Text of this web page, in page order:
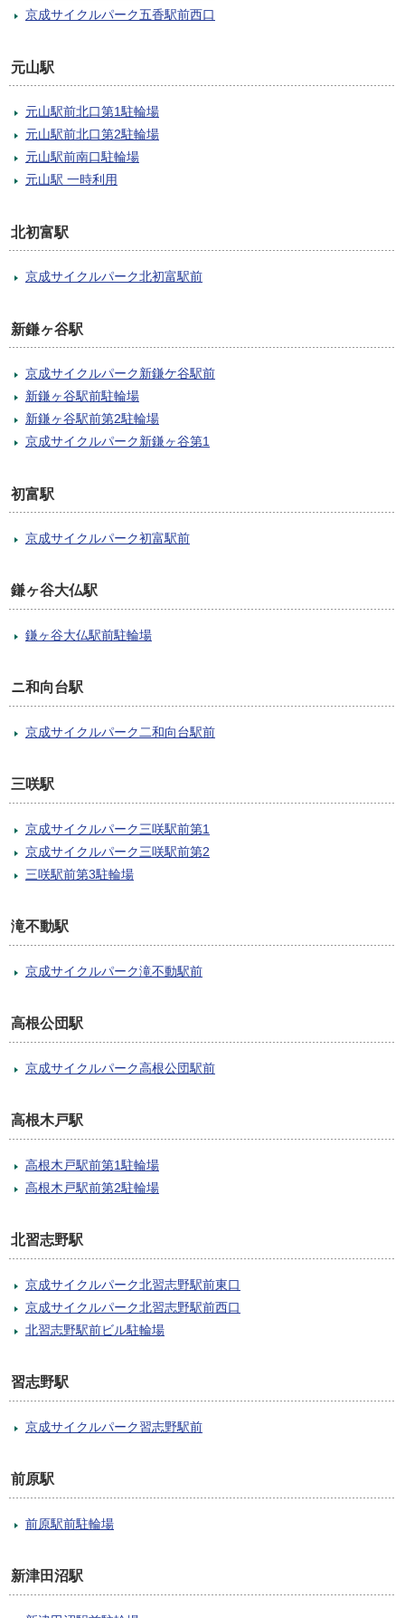
京成サイクルパーク五香駅前西口
元山駅
元山駅前北口第1駐輪場
元山駅前北口第2駐輪場
元山駅前南口駐輪場
元山駅 一時利用
北初富駅
京成サイクルパーク北初富駅前
新鎌ヶ谷駅
京成サイクルパーク新鎌ケ谷駅前
新鎌ヶ谷駅前駐輪場
新鎌ヶ谷駅前第2駐輪場
京成サイクルパーク新鎌ヶ谷第1
初富駅
京成サイクルパーク初富駅前
鎌ヶ谷大仏駅
鎌ヶ谷大仏駅前駐輪場
ニ和向台駅
京成サイクルパーク二和向台駅前
三咲駅
京成サイクルパーク三咲駅前第1
京成サイクルパーク三咲駅前第2
三咲駅前第3駐輪場
滝不動駅
京成サイクルパーク滝不動駅前
高根公団駅
京成サイクルパーク高根公団駅前
高根木戸駅
高根木戸駅前第1駐輪場
高根木戸駅前第2駐輪場
北習志野駅
京成サイクルパーク北習志野駅前東口
京成サイクルパーク北習志野駅前西口
北習志野駅前ビル駐輪場
習志野駅
京成サイクルパーク習志野駅前
前原駅
前原駅前駐輪場
新津田沼駅